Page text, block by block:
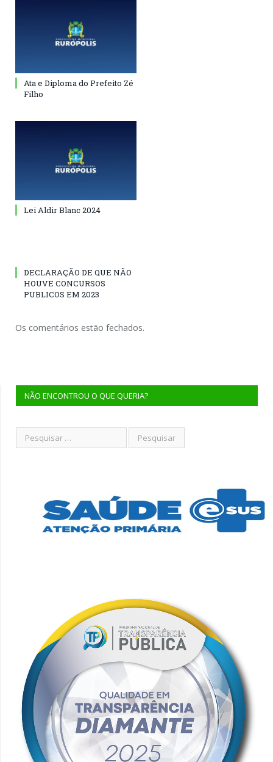
Ata e Diploma do Prefeito Zé
Filho
Lei Aldir Blanc 2024
DECLARAÇÃO DE QUE NÃO
HOUVE CONCURSOS
PUBLICOS EM 2023
Os comentários estão fechados.
NÃO ENCONTROU O QUE QUERIA?